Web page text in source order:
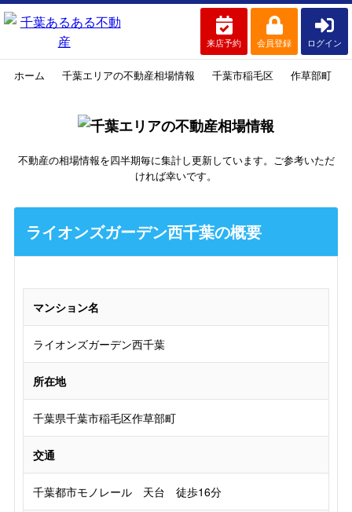
来店予約 会員登録 ログイン
ホーム 千葉エリアの不動産相場情報 千葉市稲毛区 作草部町
不動産の相場情報を四半期毎に集計し更新しています。ご参考いただ
ければ幸いです。
ライオンズガーデン西千葉の概要
マンション名
ライオンズガーデン西千葉
所在地
千葉県千葉市稲毛区作草部町
交通
千葉都市モノレール 天台 徒歩16分